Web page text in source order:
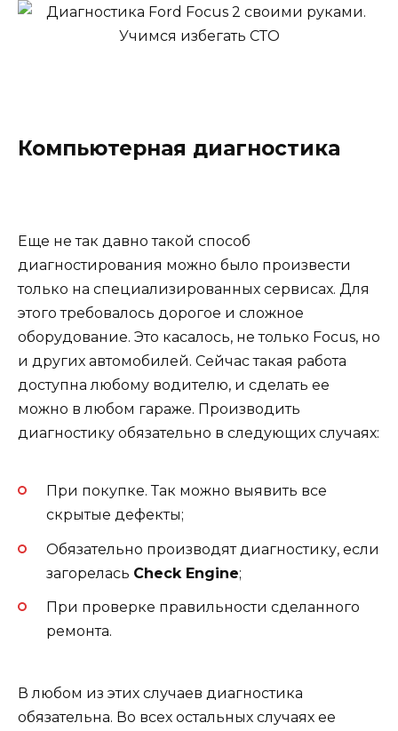
Компьютерная диагностика
Еще не так давно такой способ
диагностирования можно было произвести
только на специализированных сервисах. Для
этого требовалось дорогое и сложное
оборудование. Это касалось, не только Focus, но
и других автомобилей. Сейчас такая работа
доступна любому водителю, и сделать ее
можно в любом гараже. Производить
диагностику обязательно в следующих случаях:
При покупке. Так можно выявить все
скрытые дефекты;
Обязательно производят диагностику, если
загорелась Check Engine;
При проверке правильности сделанного
ремонта.
В любом из этих случаев диагностика
обязательна. Во всех остальных случаях ее